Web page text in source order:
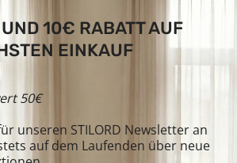
10€ RABATT AUF
EINKAUF
50€
unseren STILORD Newsletter an
auf dem Laufenden über neue